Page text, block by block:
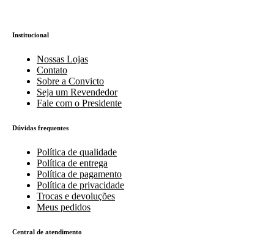
Institucional
Nossas Lojas
Contato
Sobre a Convicto
Seja um Revendedor
Fale com o Presidente
Dúvidas frequentes
Política de qualidade
Política de entrega
Política de pagamento
Política de privacidade
Trocas e devoluções
Meus pedidos
Central de atendimento